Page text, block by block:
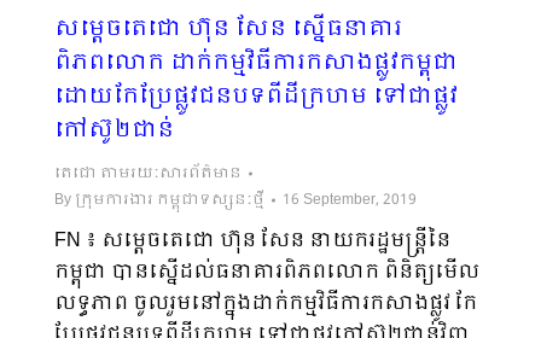
សម្តេចតេជោ ហ៊ុន សែន ស្នើធនាគារ
ពិភពលោក ដាក់កម្មវិធីការកសាងផ្លូវកម្ពុជា
ដោយកែប្រែផ្លូវជនបទពីដីក្រហម ទៅជាផ្លូវ
កៅស៊ូ២ជាន់
តេជោ តាមរយៈសារព័ត៌មាន
By ក្រុមការងារ កម្ពុជាទស្សនៈថ្មី 16 September, 2019
FN ៖ សម្តេចតេជោ ហ៊ុន សែន នាយករដ្ឋមន្រ្តីនៃ
កម្ពុជា បានស្នើដល់ធនាគារពិភពលោក ពិនិត្យមើល
លទ្ធភាព ចូលរួមនៅក្នុងដាក់កម្មវិធីការកសាងផ្លូវ កែ